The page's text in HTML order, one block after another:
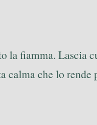
la fiamma. Lascia
calma che lo